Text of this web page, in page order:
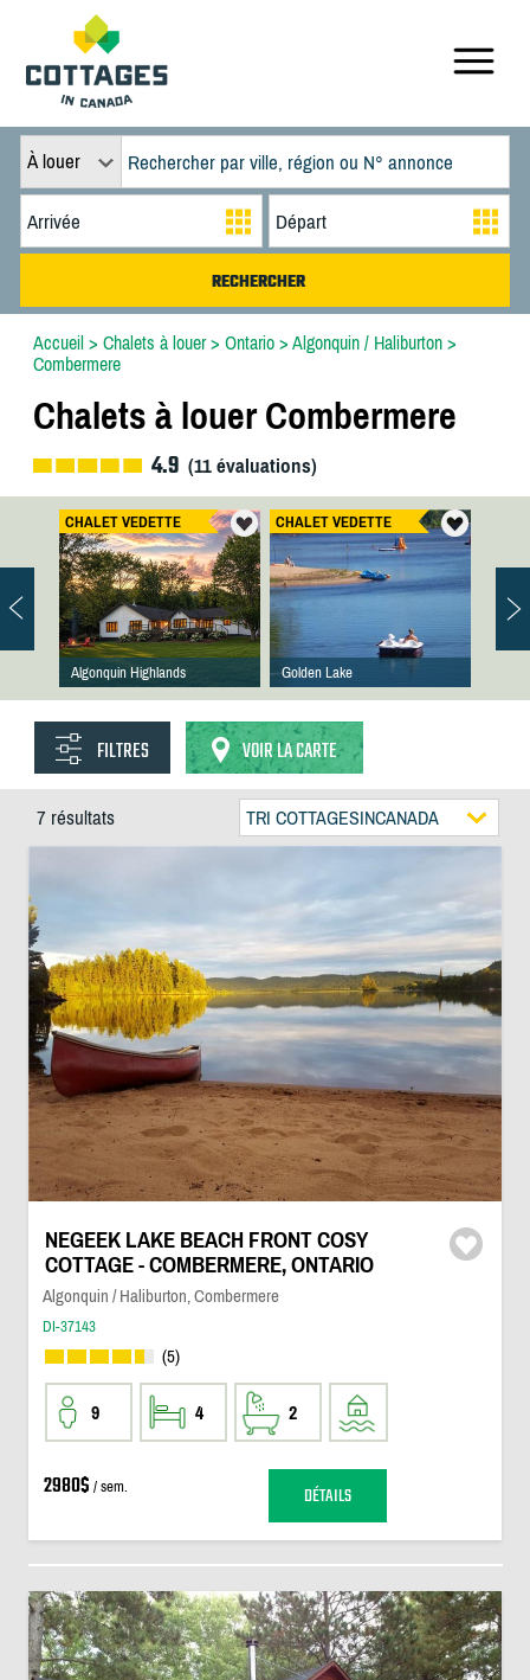
À louer
Accueil> Chalets à louer> Ontario> Algonquin / Haliburton>
Combermere
Chalets à louer Combermere
4.9 (11évaluations)
CHALET VEDETTE
Algonquin Highlands
CHALET VEDETTE
Golden Lake
FILTRES VOIR LA CARTE
7 résultats TRI COTTAGESINCANADA
NEGEEK LAKE BEACH FRONT COSY
COTTAGE - COMBERMERE, ONTARIO
Algonquin / Haliburton, Combermere
DI-37143
(5)
9 4 2
2980$ / sem. DÉTAILS